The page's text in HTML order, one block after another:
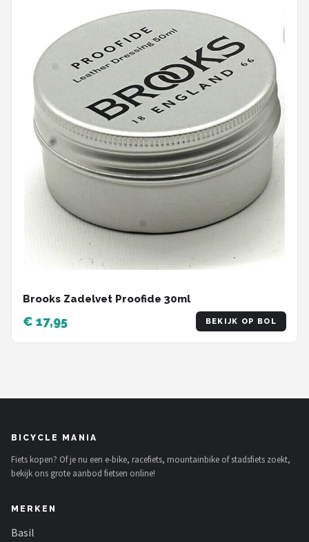
Brooks Zadelvet Proofide 30ml
€ 17,95 BEKIJK OP BOL
BICYCLE MANIA
Fiets kopen? Of je nu een e-bike, racefiets, mountainbike of stadsfiets zoekt,
bekijk ons grote aanbod fietsen online!
MERKEN
Basil